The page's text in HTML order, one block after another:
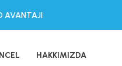
AVANTAJI
HAKKIMIZDA